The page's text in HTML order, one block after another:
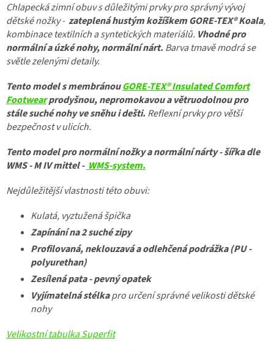
cena:
Chlapecká zimní obuv s důležitými prvky pro správný vývoj
dětské nožky - zateplená hustým kožíškem GORE-TEX® Koala,
kombinace textilních a syntetických materiálů. Vhodné pro
normální a úzké nohy, normální nárt.Barva tmavě modrá se
světle zelenými detaily.
Tento model s membránouGORE-TEX® Insulated Comfort
Footwearprodyšnou, nepromokavou a větruodolnou pro
stále suché nohy ve sněhu i dešti.Reflexní prvky pro větší
bezpečnost v ulicích.
Tento model pro normální nožky a normální nárty - šířka dle
WMS - M IV mittel -WMS-system.
Nejdůležitější vlastnosti této obuvi:
Kulatá, vyztužená špička
Zapínání na 2 suché zipy
Profilovaná, neklouzavá a odlehčená podrážka (PU -
polyurethan)
Zesílená pata - pevný opatek
Vyjímatelná stélkapro určení správné velikosti dětské
nohy
Velikostní tabulka Superfit